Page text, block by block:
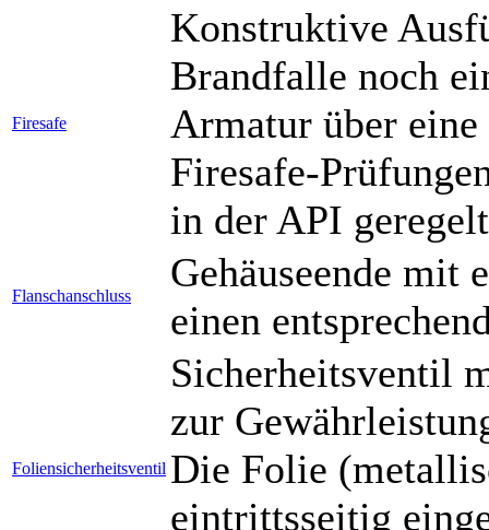
Firesafe
Konstruktive
Brandfalle noch
Armatur über
Firesafe-
in der API
Flanschanschluss
Gehäuseende mit
einen
Foliensicherheitsventil
Sicherheitsventil
zur
Die Folie
eintrittsseitig